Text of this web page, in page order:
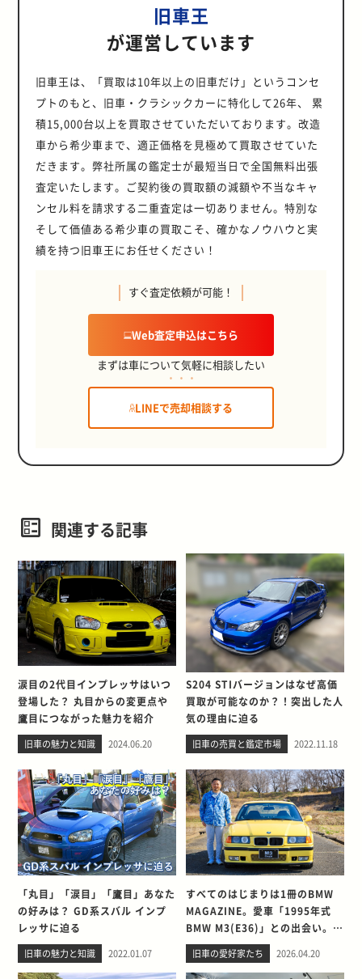
旧車王
が運営しています
旧車王は、「買取は10年以上の旧車だけ」というコンセ
プトのもと、旧車・クラシックカーに特化して26年、 累
積15,000台以上を買取させていただいております。改造
車から希少車まで、適正価格を見極めて買取させていた
だきます。弊社所属の鑑定士が最短当日で全国無料出張
査定いたします。ご契約後の買取額の減額や不当なキャ
ンセル料を請求する二重査定は一切ありません。特別な
そして価値ある希少車の買取こそ、確かなノウハウと実
績を持つ旧車王にお任せください！
すぐ査定依頼が可能！
Web査定申込はこちら
まずは車について気軽に相談したい
LINEで売却相談する
関連する記事
涙目の2代目インプレッサはいつ
登場した？ 丸目からの変更点や
鷹目につながった魅力を紹介
旧車の魅力と知識 2024.06.20
S204 STIバージョンはなぜ高価
買取が可能なのか？！突出した人
気の理由に迫る
旧車の売買と鑑定市場 2022.11.18
「丸目」「涙目」「鷹目」あなた
の好みは？ GD系スバル インプ
レッサに迫る
旧車の魅力と知識 2022.01.07
すべてのはじまりは1冊のBMW
MAGAZINE。愛車「1995年式
BMW M3(E36)」との出会い。そ
して別れを考える
旧車の愛好家たち 2026.04.20